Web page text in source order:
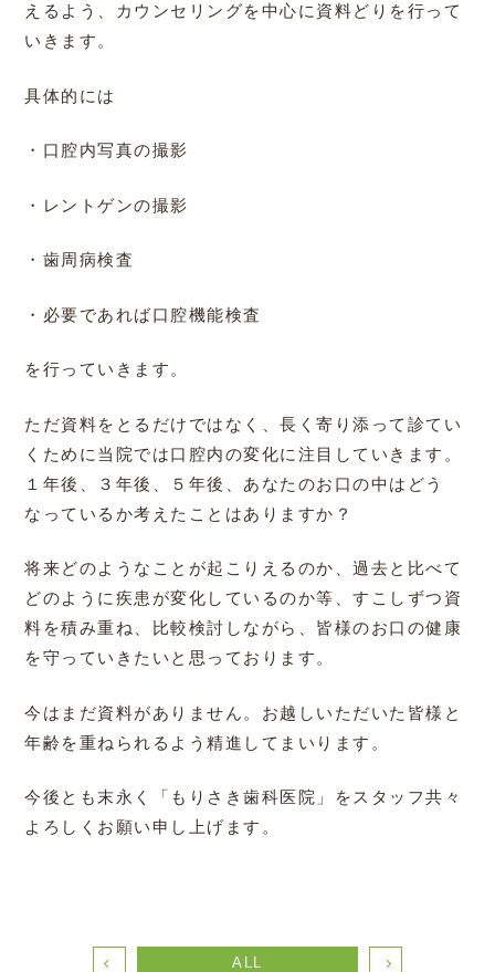
えるよう、カウンセリングを中心に資料どりを行って
いきます。
具体的には
・口腔内写真の撮影
・レントゲンの撮影
・歯周病検査
・必要であれば口腔機能検査
を行っていきます。
ただ資料をとるだけではなく、長く寄り添って診てい
くために当院では口腔内の変化に注目していきます。
１年後、３年後、５年後、あなたのお口の中はどう
なっているか考えたことはありますか？
将来どのようなことが起こりえるのか、過去と比べて
どのように疾患が変化しているのか等、すこしずつ資
料を積み重ね、比較検討しながら、皆様のお口の健康
を守っていきたいと思っております。
今はまだ資料がありません。お越しいただいた皆様と
年齢を重ねられるよう精進してまいります。
今後とも末永く「もりさき歯科医院」をスタッフ共々
よろしくお願い申し上げます。
ALL